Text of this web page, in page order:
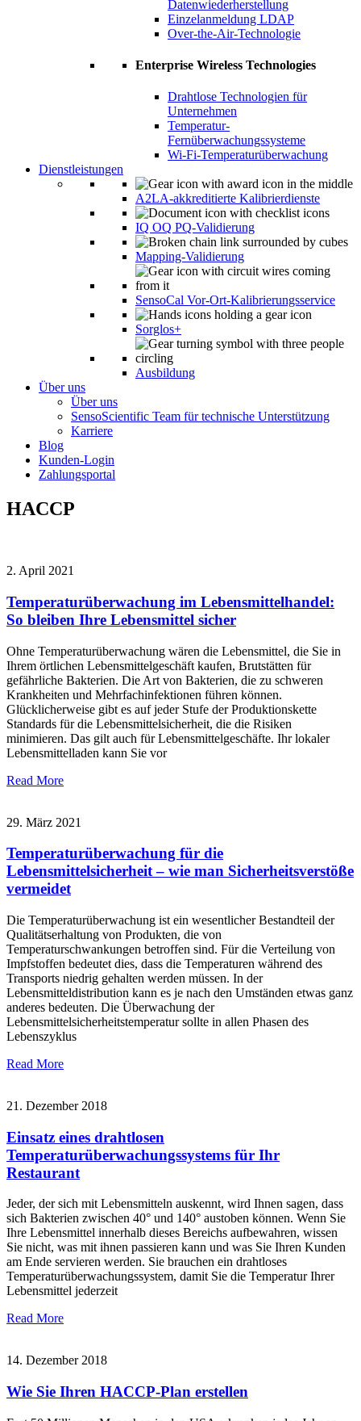
Datenwiederherstellung
Einzelanmeldung LDAP
Over-the-Air-Technologie
Enterprise Wireless Technologies
Drahtlose Technologien für
Unternehmen
Temperatur-
Fernüberwachungssysteme
Wi-Fi-Temperaturüberwachung
Dienstleistungen
A2LA-akkreditierte Kalibrierdienste
IQ OQ PQ-Validierung
Mapping-Validierung
SensoCal Vor-Ort-Kalibrierungsservice
Sorglos+
Ausbildung
Über uns
Über uns
SensoScientific Team für technische Unterstützung
Karriere
Blog
Kunden-Login
Zahlungsportal
HACCP
2. April 2021
Temperaturüberwachung im Lebensmittelhandel:
So bleiben Ihre Lebensmittel sicher
Ohne Temperaturüberwachung wären die Lebensmittel, die Sie in
Ihrem örtlichen Lebensmittelgeschäft kaufen, Brutstätten für
gefährliche Bakterien. Die Art von Bakterien, die zu schweren
Krankheiten und Mehrfachinfektionen führen können.
Glücklicherweise gibt es auf jeder Stufe der Produktionskette
Standards für die Lebensmittelsicherheit, die die Risiken
minimieren. Das gilt auch für Lebensmittelgeschäfte. Ihr lokaler
Lebensmittelladen kann Sie vor
Read More
29. März 2021
Temperaturüberwachung für die
Lebensmittelsicherheit – wie man Sicherheitsverstöße
vermeidet
Die Temperaturüberwachung ist ein wesentlicher Bestandteil der
Qualitätserhaltung von Produkten, die von
Temperaturschwankungen betroffen sind. Für die Verteilung von
Impfstoffen bedeutet dies, dass die Temperaturen während des
Transports niedrig gehalten werden müssen. In der
Lebensmitteldistribution kann es je nach den Umständen etwas ganz
anderes bedeuten. Die Überwachung der
Lebensmittelsicherheitstemperatur sollte in allen Phasen des
Lebenszyklus
Read More
21. Dezember 2018
Einsatz eines drahtlosen
Temperaturüberwachungssystems für Ihr
Restaurant
Jeder, der sich mit Lebensmitteln auskennt, wird Ihnen sagen, dass
sich Bakterien zwischen 40° und 140° austoben können. Wenn Sie
Ihre Lebensmittel innerhalb dieses Bereichs aufbewahren, wissen
Sie nicht, was mit ihnen passieren kann und was Sie Ihren Kunden
am Ende servieren werden. Sie brauchen ein drahtloses
Temperaturüberwachungssystem, damit Sie die Temperatur Ihrer
Lebensmittel jederzeit
Read More
14. Dezember 2018
Wie Sie Ihren HACCP-Plan erstellen